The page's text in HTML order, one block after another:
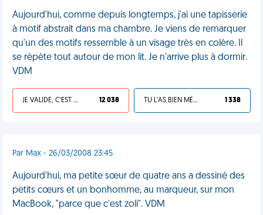
Aujourd'hui, comme depuis longtemps, j'ai une tapisserie
à motif abstrait dans ma chambre. Je viens de remarquer
qu'un des motifs ressemble à un visage très en colère. Il
se répète tout autour de mon lit. Je n'arrive plus à dormir.
VDM
JE VALIDE, C'EST UNE VDM 12 038 TU L'AS BIEN MÉRITÉ 1 338
Par Max - 26/03/2008 23:45
Aujourd'hui, ma petite sœur de quatre ans a dessiné des
petits cœurs et un bonhomme, au marqueur, sur mon
MacBook, "parce que c'est zoli". VDM